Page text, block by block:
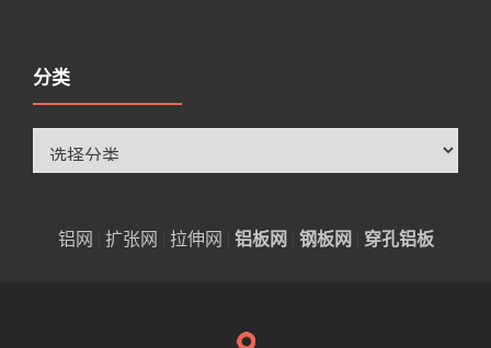
分类
铝网 扩张网 拉伸网 铝板网 钢板网 穿孔铝板